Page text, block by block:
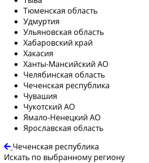
Тюменская область
Удмуртия
Ульяновская область
Хабаровский край
Хакасия
Ханты-Мансийский АО
Челябинская область
Чеченская республика
Чувашия
Чукотский АО
Ямало-Ненецкий АО
Ярославская область
Чеченская республика
Искать по выбранному региону